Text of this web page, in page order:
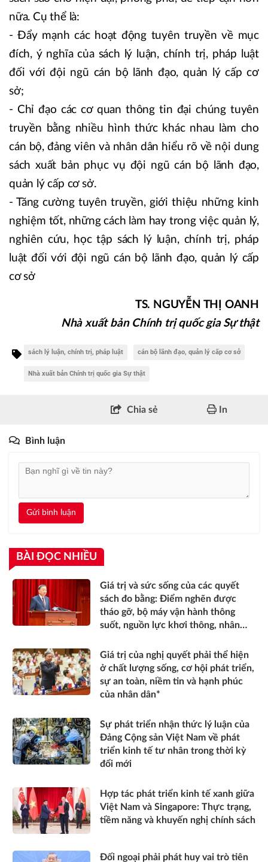
nữa. Cụ thể là:
- Đẩy mạnh các hoạt động tuyên truyền về mục
đích, ý nghĩa của sách lý luận, chính trị, pháp luật
đối với đội ngũ cán bộ lãnh đạo, quản lý cấp cơ
sở;
- Chỉ đạo các cơ quan thông tin đại chúng tuyên
truyền bằng nhiều hình thức khác nhau làm cho
cán bộ, đảng viên và nhân dân hiểu rõ về nội dung
sách xuất bản phục vụ đội ngũ cán bộ lãnh đạo,
quản lý cấp cơ sở.
- Tăng cường tuyên truyền, giới thiệu những kinh
nghiệm tốt, những cách làm hay trong việc quản lý,
nghiên cứu, học tập sách lý luận, chính trị, pháp
luật đối với đội ngũ cán bộ lãnh đạo, quản lý cấp
cơ sở
TS. NGUYỄN THỊ OANH
Nhà xuất bản Chính trị quốc gia Sự thật
sách lý luận, chính trị, pháp luật cán bộ lãnh đạo, quản lý cấp cơ sở
Nhà xuất bản Chính trị quốc gia Sự thật
Chia sẻ In
Bình luận
Gửi bình luận
BÀI ĐỌC NHIỀU
Giá trị và sức sống của các quyết
sách đo bằng: Điểm nghẽn được
tháo gỡ, bộ máy vận hành thông
suốt, nguồn lực khơi thông, nhân
hơn*
Giá trị của nghị quyết phải thể hiện
ở chất lượng sống, cơ hội phát triển,
sự an toàn, niềm tin và hạnh phúc
của nhân dân*
Sự phát triển nhận thức lý luận của
Đảng Cộng sản Việt Nam về phát
triển kinh tế tư nhân trong thời kỳ
đổi mới
Hợp tác phát triển kinh tế xanh giữa
Việt Nam và Singapore: Thực trạng,
tiềm năng và khuyến nghị chính sách
Đối ngoại phải phát huy vai trò tiên